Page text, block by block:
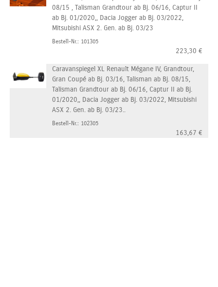
08/15 , Talisman Grandtour ab Bj. 06/16, Captur II
ab Bj. 01/2020,, Dacia Jogger ab Bj. 03/2022,
Mitsubishi ASX 2. Gen. ab Bj. 03/23
Bestell-Nr.: 101305
223,30 €
Caravanspiegel XL Renault Mégane IV, Grandtour,
Gran Coupé ab Bj. 03/16, Talisman ab Bj. 08/15,
Talisman Grandtour ab Bj. 06/16, Captur II ab Bj.
01/2020,, Dacia Jogger ab Bj. 03/2022, Mitsubishi
ASX 2. Gen. ab Bj. 03/23..
Bestell-Nr.: 102305
163,67 €